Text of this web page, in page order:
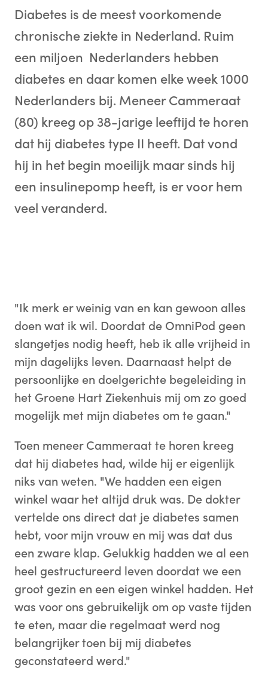
Diabetes is de meest voorkomende
chronische ziekte in Nederland. Ruim
een miljoen Nederlanders hebben
diabetes en daar komen elke week 1000
Nederlanders bij. Meneer Cammeraat
(80) kreeg op 38-jarige leeftijd te horen
dat hij diabetes type II heeft. Dat vond
hij in het begin moeilijk maar sinds hij
een insulinepomp heeft, is er voor hem
veel veranderd.
"Ik merk er weinig van en kan gewoon alles
doen wat ik wil. Doordat de OmniPod geen
slangetjes nodig heeft, heb ik alle vrijheid in
mijn dagelijks leven. Daarnaast helpt de
persoonlijke en doelgerichte begeleiding in
het Groene Hart Ziekenhuis mij om zo goed
mogelijk met mijn diabetes om te gaan."
Toen meneer Cammeraat te horen kreeg
dat hij diabetes had, wilde hij er eigenlijk
niks van weten. "We hadden een eigen
winkel waar het altijd druk was. De dokter
vertelde ons direct dat je diabetes samen
hebt, voor mijn vrouw en mij was dat dus
een zware klap. Gelukkig hadden we al een
heel gestructureerd leven doordat we een
groot gezin en een eigen winkel hadden. Het
was voor ons gebruikelijk om op vaste tijden
te eten, maar die regelmaat werd nog
belangrijker toen bij mij diabetes
geconstateerd werd."